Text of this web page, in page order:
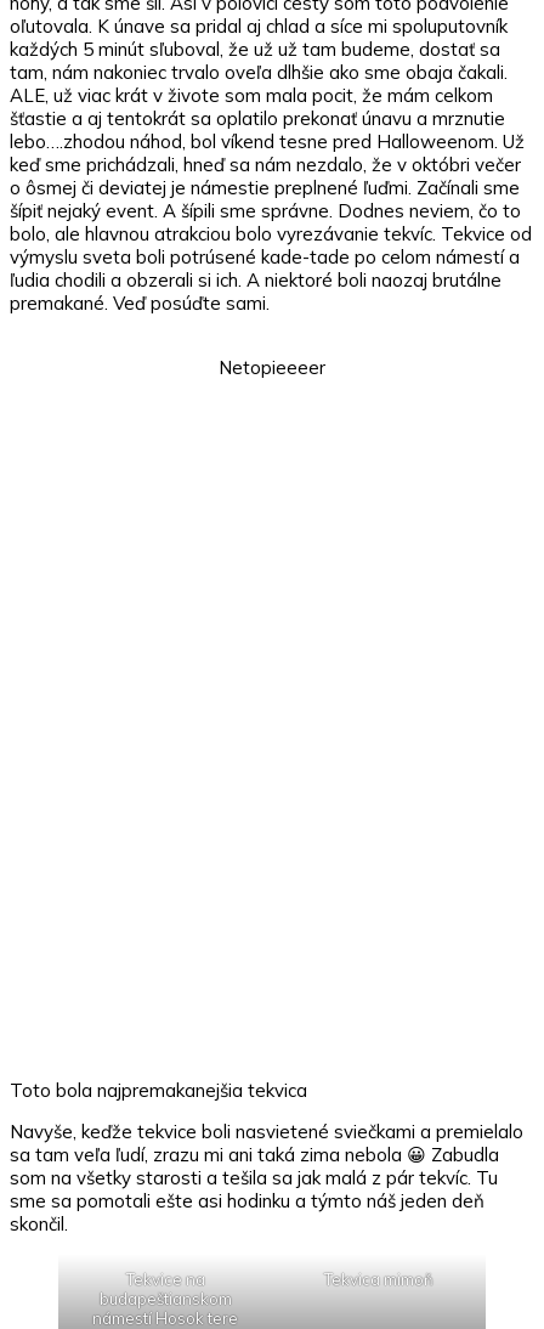
oľutovala. K únave sa pridal aj chlad a síce mi spoluputovník
každých 5 minút sľuboval, že už už tam budeme, dostať sa
tam, nám nakoniec trvalo oveľa dlhšie ako sme obaja čakali.
ALE, už viac krát v živote som mala pocit, že mám celkom
šťastie a aj tentokrát sa oplatilo prekonať únavu a mrznutie
lebo….zhodou náhod, bol víkend tesne pred Halloweenom. Už
keď sme prichádzali, hneď sa nám nezdalo, že v októbri večer
o ôsmej či deviatej je námestie preplnené ľuďmi. Začínali sme
šípiť nejaký event. A šípili sme správne. Dodnes neviem, čo to
bolo, ale hlavnou atrakciou bolo vyrezávanie tekvíc. Tekvice od
výmyslu sveta boli potrúsené kade-tade po celom námestí a
ľudia chodili a obzerali si ich. A niektoré boli naozaj brutálne
premakané. Veď posúďte sami.
Netopieeeer
Toto bola najpremakanejšia tekvica
Navyše, keďže tekvice boli nasvietené sviečkami a premielalo
sa tam veľa ľudí, zrazu mi ani taká zima nebola 😀 Zabudla
som na všetky starosti a tešila sa jak malá z pár tekvíc. Tu
sme sa pomotali ešte asi hodinku a týmto náš jeden deň
skončil.
Tekvice na
budapeštianskom
námestí Hosok tere
Tekvica mimoň